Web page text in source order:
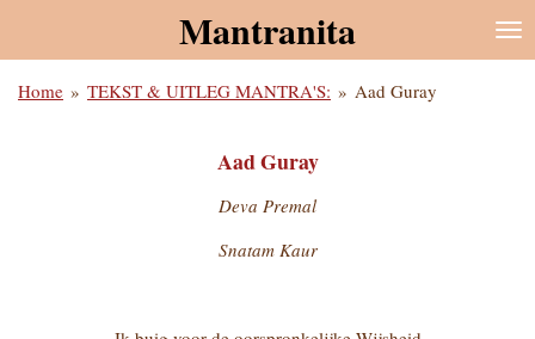
de
Mantranita
Home » TEKST & UITLEG MANTRA'S: » Aad Guray
Aad Guray
Deva Premal
Snatam Kaur